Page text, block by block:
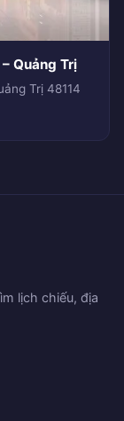
Quảng Trị
Trị 48114
lịch chiếu, địa